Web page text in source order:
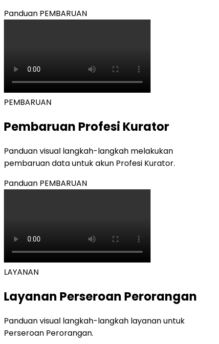
Panduan PEMBARUAN
PEMBARUAN
Pembaruan Profesi Kurator
Panduan visual langkah-langkah melakukan
pembaruan data untuk akun Profesi Kurator.
Panduan PEMBARUAN
LAYANAN
Layanan Perseroan Perorangan
Panduan visual langkah-langkah layanan untuk
Perseroan Perorangan.